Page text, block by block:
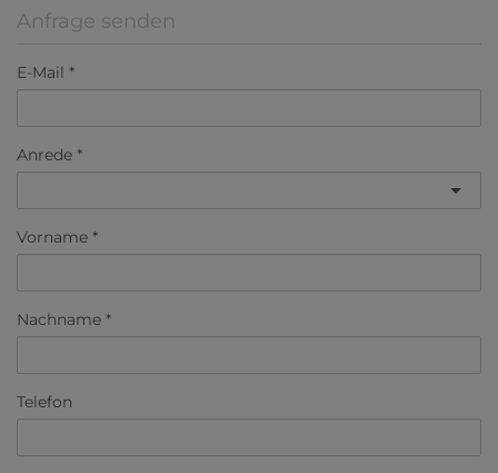
Anfrage senden
E-Mail
Anrede
Vorname
Nachname
Telefon